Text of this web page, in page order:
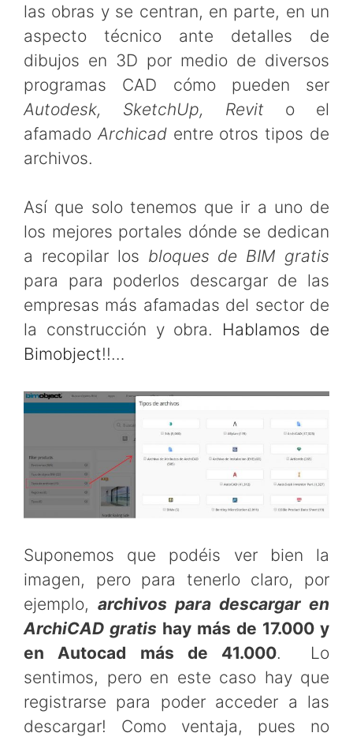
las obras y se centran, en parte, en un
aspecto técnico ante detalles de
dibujos en 3D por medio de diversos
programas CAD cómo pueden ser
Autodesk, SketchUp, Revit o el
afamado Archicadentre otros tipos de
archivos.
Así que solo tenemos que ir a uno de
los mejores portales dónde se dedican
a recopilar los bloques de BIM gratis
para para poderlos descargar de las
empresas más afamadas del sector de
la construcción y obra. Hablamos de
Bimobject!!…
Suponemos que podéis ver bien la
imagen, pero para tenerlo claro, por
ejemplo, archivos para descargar en
ArchiCAD gratis hay más de 17.000 y
en Autocad más de 41.000. Lo
sentimos, pero en este caso hay que
registrarse para poder acceder a las
descargar! Como ventaja, pues no